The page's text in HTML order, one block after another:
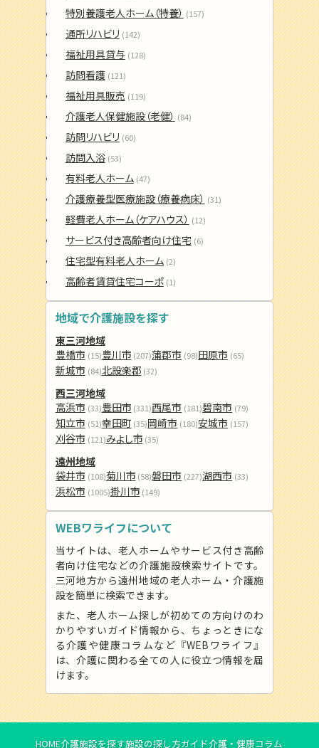
特別養護老人ホーム（特養） (157)
通所リハビリ (142)
福祉用具貸与 (128)
訪問看護 (121)
福祉用具販売 (119)
介護老人保健施設（老健） (84)
訪問リハビリ (60)
訪問入浴 (53)
有料老人ホーム (47)
介護療養型医療施設（療養病床） (31)
軽費老人ホーム（ケアハウス） (12)
サービス付き高齢者向け住宅 (6)
住宅型有料老人ホーム (2)
高齢者賃貸住宅コーポ (1)
地域で介護施設を探す
東三河地域
豊橋市 (15)豊川市 (207)蒲郡市 (98)田原市 (65)
新城市 (84)北設楽郡 (32)
西三河地域
高浜市 (33)豊田市 (331)西尾市 (181)碧南市 (79)
知立市 (51)幸田町 (35)岡崎市 (180)安城市 (157)
刈谷市 (121)みよし市 (35)
遠州地域
袋井市 (108)菊川市 (58)磐田市 (227)湖西市 (33)
浜松市 (1005)掛川市 (149)
WEBワライフについて
当サイトは、老人ホームやサービス付き高齢
者向け住宅などの介護施設検索サイトです。
三河地方から遠州地域の老人ホーム・介護施
設を簡単に検索できます。
また、老人ホーム探しが初めての方向けのわ
かりやすいガイド情報から、ちょっときにな
る介護や健康コラムなど『WEBワライフ』
は、介護に関わる全ての人に役立つ情報を届
けます。
HOME介護施設を探す施設の探し方ガイド介護・健康コラム